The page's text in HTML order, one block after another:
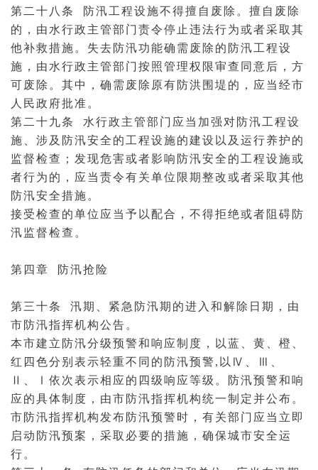
第二十八条 防汛工程设施不得擅自废除。擅自废除
的，由水行政主管部门责令停止违法行为或者采取其
他补救措施。失去防汛功能确需废除的防汛工程设
施，由水行政主管部门按照管理权限审查同意后，方
可废除。其中，确需废除原有防洪围堤的，应当经市
人民政府批准。
第二十九条 水行政主管部门应当加强对防汛工程设
施、涉及防汛安全的工程设施的建设以及运行养护的
监督检查；发现危害或者影响防汛安全的工程设施或
者行为的，应当责令有关单位限期整改或者采取其他
防汛安全措施。
接受检查的单位应当予以配合，不得拒绝或者阻碍防
汛监督检查。
第四章 防汛抢险
第三十条 汛期、紧急防汛期的进入和解 除日期，由
市防汛指挥机构公告。
本市建立防汛分级预警和响应制度，以蓝、黄、橙、
红四色分别表示轻重不同的防汛预警,以Ⅳ、Ⅲ、
Ⅱ、Ⅰ依次表示相应的四级响应等级。防汛预警和响
应的具体制度，由市防汛指挥机构统一制定并公布。
市防汛指挥机构发布防汛预警时，有关部门应当立即
启动防汛预案，采取必要的措施，确保城市安全运
行。